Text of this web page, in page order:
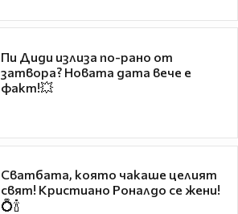
Пи Диди излиза по-рано от
затвора? Новата дата вече е
факт!💥
Сватбата, която чакаше целият
свят! Кристиано Роналдо се жени!
💍🍾